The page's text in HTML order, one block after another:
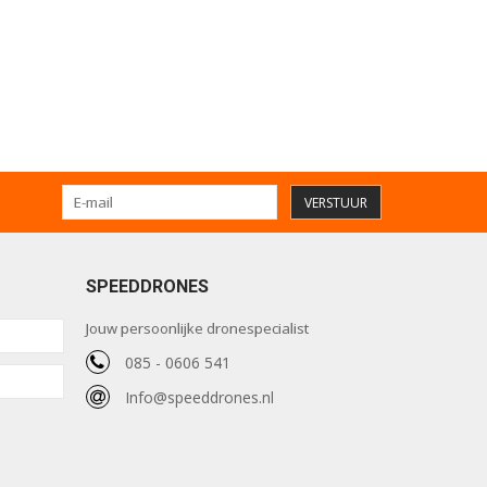
VERSTUUR
SPEEDDRONES
Jouw persoonlijke dronespecialist
085 - 0606 541
Info@speeddrones.nl